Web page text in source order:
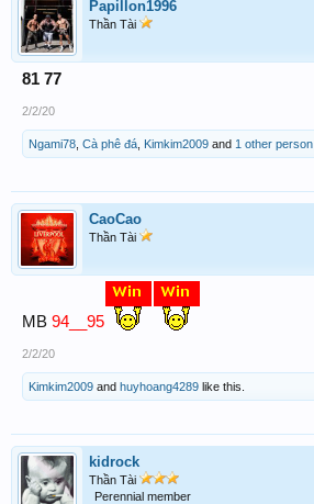
Papillon1996
Thần Tài
81 77
2/2/20
Ngami78 Cà phê đá Kimkim2009 and 1 other person
CaoCao
Thần Tài
MB 94__95
2/2/20
Kimkim2009 and huyhoang4289 like this.
kidrock
Thần Tài
Perennial member